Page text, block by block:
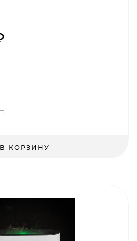
В КОРЗИНУ